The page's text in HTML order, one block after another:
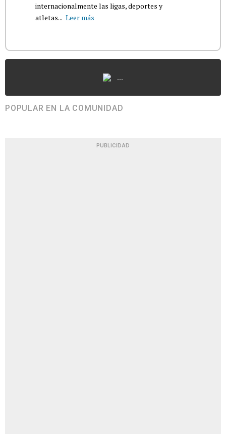
internacionalmente las ligas, deportes y
atletas... Leer más
...
POPULAR EN LA COMUNIDAD
PUBLICIDAD